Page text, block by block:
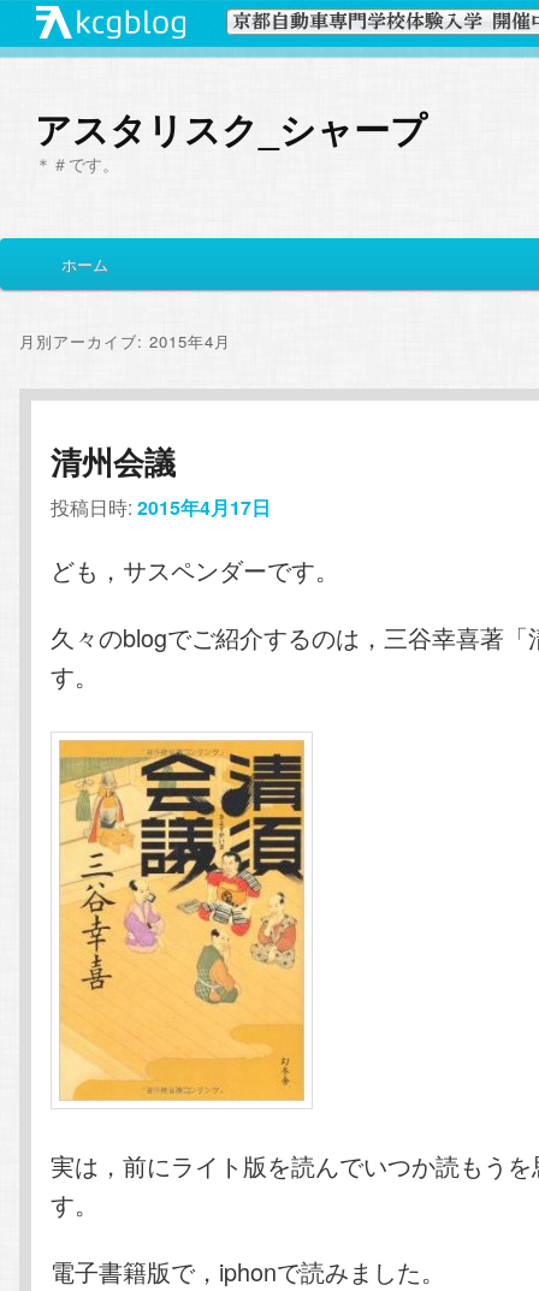
アスタリスク_シャープ
＊＃です。
イ
メ
ン
コ
ン
テ
ツ
へ
移
動
サ
コ
ン
テ
ン
へ
移
動
ホーム
月別アーカイブ:2015年4月
清州会議
投稿日時:2015年4月17日
ども，サスペンダーです。
久々のblogでご紹介するのは，三谷幸喜著「
す。
実は，前にライト版を読んでいつか読もう
す。
電子書籍版で，iphonで読みました。